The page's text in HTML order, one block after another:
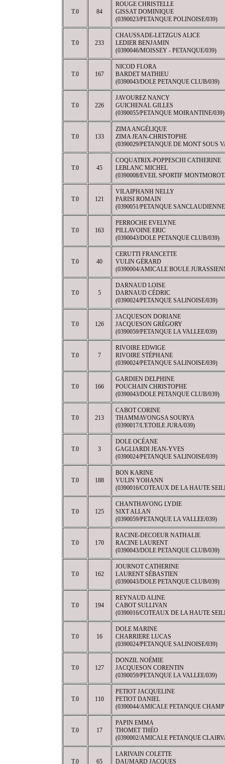
T.0 84
ROUGE CHRISTELLE
GISSAT DOMINIQUE
(0390023/PETANQUE POLINOISE/039)
T.0 233
CHAUSSADE-LETZGUS ALICE
LEDIER BENJAMIN
(0390046/MOISSEY - PETANQUE/039)
T.0 167
NICOD FLORA
BARDET MATHIEU
(0390043/DOLE PETANQUE CLUB/039)
T.0 226
JAVOUREZ NANCY
GUICHENAL GILLES
(0390055/PETANQUE MOIRANTINE/039)
T.0 133
ZIMA ANGÉLIQUE
ZIMA JEAN-CHRISTOPHE
(0390029/PETANQUE DE MONT SOUS
T.0 45
COQUATRIX-POPPESCHI CATHERINE
LEBLANC MICHEL
(0390008/EVEIL SPORTIF
T.0 121
VILAIPHANH NELLY
PARISI ROMAIN
(0390051/PETANQUE
T.0 163
PERROCHE EVELYNE
PILLAVOINE ERIC
(0390043/DOLE PETANQUE CLUB/039)
T.0 40
CERUTTI FRANCETTE
VULIN GÉRARD
(0390004/AMICALE BOULE
T.0 5
DARNAUD LOISE
DARNAUD CÉDRIC
(0390024/PETANQUE SALINOISE/039)
T.0 126
JACQUESON DORIANE
JACQUESON GRÉGORY
(0390059/PETANQUE LA VALLEE/039)
T.0 7
RIVOIRE EDWIGE
RIVOIRE STÉPHANE
(0390024/PETANQUE SALINOISE/039)
T.0 166
GARDIEN DELPHINE
POUCHAIN CHRISTOPHE
(0390043/DOLE PETANQUE CLUB/039)
T.0 213
CABOT CORINE
THAMMAVONGSA SOURYA
(0390017/L'ETOILE JURA/039)
T.0 3
DOLE OCÉANE
GAGLIARDI JEAN-YVES
(0390024/PETANQUE SALINOISE/039)
T.0 188
BON KARINE
VULIN YOHANN
(0390016/COTEAUX DE LA HAUTE
T.0 125
CHANTHAVONG LYDIE
SIXT ALLAN
(0390059/PETANQUE LA VALLEE/039)
T.0 170
RACINE-DECOEUR NATHALIE
RACINE LAURENT
(0390043/DOLE PETANQUE CLUB/039)
T.0 162
JOURNOT CATHERINE
LAURENT SÉBASTIEN
(0390043/DOLE PETANQUE CLUB/039)
T.0 194
REYNAUD ALINE
CABOT SULLIVAN
(0390016/COTEAUX DE LA HAUTE
T.0 16
DOLE MARINE
CHARRIERE LUCAS
(0390024/PETANQUE SALINOISE/039)
T.0 127
DONZIL NOÉMIE
JACQUESON CORENTIN
(0390059/PETANQUE LA VALLEE/039)
T.0 110
PETIOT JACQUELINE
PETIOT DANIEL
(0390044/AMICALE PETANQUE
T.0 17
PAPIN EMMA
THOMET THÉO
(0390002/AMICALE PETANQUE
T.0 65
LARIVAIN COLETTE
DAUMARD JACQUES